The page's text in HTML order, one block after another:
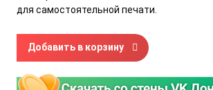
для самостоятельной печати.
Количество товара Цветок для
Добавить в корзину